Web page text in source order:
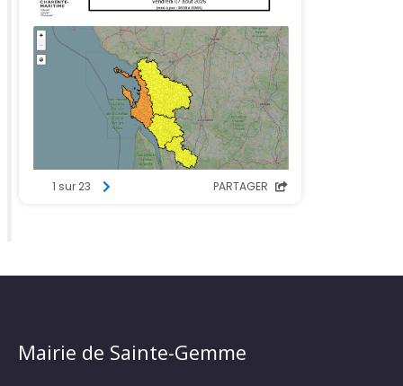
Mairie de Sainte-Gemme